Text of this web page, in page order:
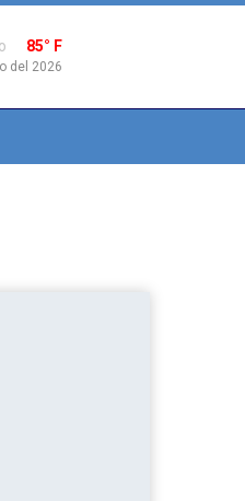
85° F
del 2026